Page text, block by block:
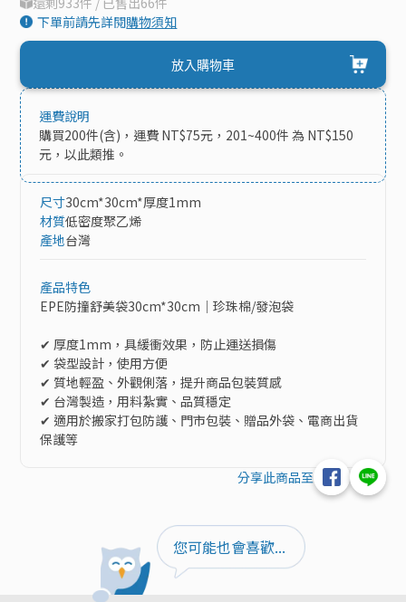
下單前請先詳閱購物須知
放入購物車
運費說明
購買200件(含)，運費 NT$75元，201~400件 為 NT$150
元，以此類推。
尺寸30cm*30cm*厚度1mm
材質低密度聚乙烯
產地台灣
產品特色
EPE防撞舒美袋30cm*30cm｜珍珠棉/發泡袋
✔ 厚度1mm，具緩衝效果，防止運送損傷
✔ 袋型設計，使用方便
✔ 質地輕盈、外觀俐落，提升商品包裝質感
✔ 台灣製造，用料紮實、品質穩定
✔ 適用於搬家打包防護、門市包裝、贈品外袋、電商出貨
保護等
分享此商品至
您可能也會喜歡...